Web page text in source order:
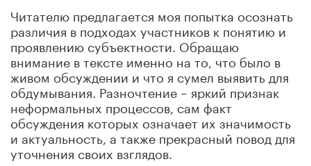
Читателю предлагается моя попытка осознать
различия в подходах участников к понятию и
проявлению субъектности. Обращаю
внимание в тексте именно на то, что было в
живом обсуждении и что я сумел выявить для
обдумывания. Разночтение – яркий признак
неформальных процессов, сам факт
обсуждения которых означает их значимость
и актуальность, а также прекрасный повод для
уточнения своих взглядов.